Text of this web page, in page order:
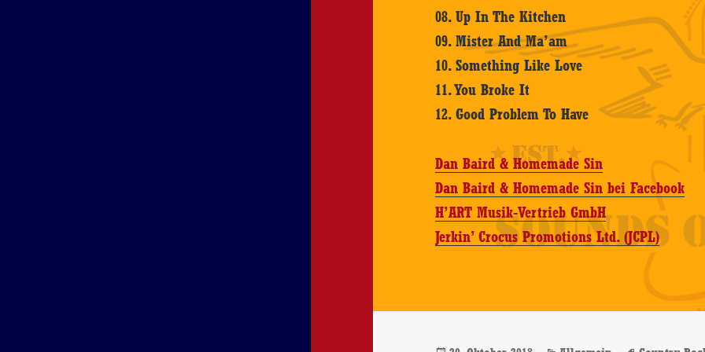
08. Up In The Kitchen
09. Mister And Ma’am
10. Something Like Love
11. You Broke It
12. Good Problem To Have
Dan Baird & Homemade Sin
Dan Baird & Homemade Sin bei Facebook
H’ART Musik-Vertrieb GmbH
Jerkin’ Crocus Promotions Ltd. (JCPL)